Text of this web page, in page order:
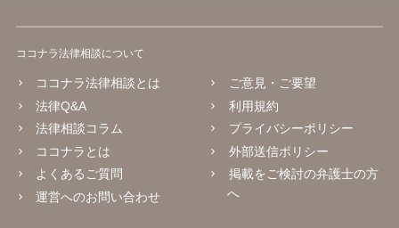
ココナラ法律相談について
ココナラ法律相談とは
法律Q&A
法律相談コラム
ココナラとは
よくあるご質問
運営へのお問い合わせ
ご意見・ご要望
利用規約
プライバシーポリシー
外部送信ポリシー
掲載をご検討の弁護士の方
へ